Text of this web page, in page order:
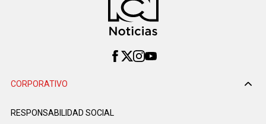
CORPORATIVO
RESPONSABILIDAD SOCIAL